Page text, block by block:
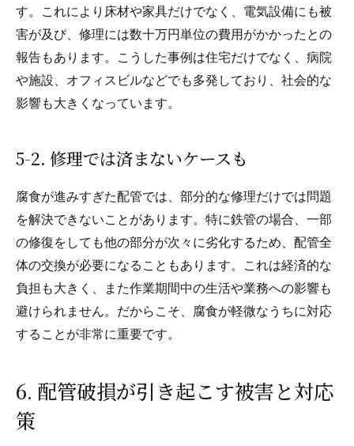
す。これにより床材や家具だけでなく、電気設備にも被
害が及び、修理には数十万円単位の費用がかかったとの
報告もあります。こうした事例は住宅だけでなく、病院
や施設、オフィスビルなどでも多発しており、社会的な
影響も大きくなっています。
5-2. 修理では済まないケースも
腐食が進みすぎた配管では、部分的な修理だけでは問題
を解決できないことがあります。特に鉄管の場合、一部
の修復をしても他の部分が次々に劣化するため、配管全
体の交換が必要になることもあります。これは経済的な
負担も大きく、また作業期間中の生活や業務への影響も
避けられません。だからこそ、腐食が軽微なうちに対応
することが非常に重要です。
6. 配管破損が引き起こす被害と対応
策